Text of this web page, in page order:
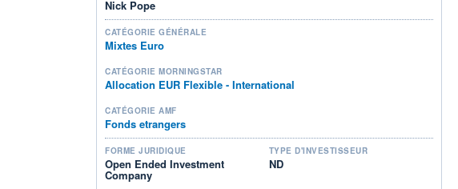
Nick Pope
CATÉGORIE GÉNÉRALE
Mixtes Euro
CATÉGORIE MORNINGSTAR
Allocation EUR Flexible - International
CATÉGORIE AMF
Fonds etrangers
FORME JURIDIQUE
Open Ended Investment
Company
TYPE D'INVESTISSEUR
ND